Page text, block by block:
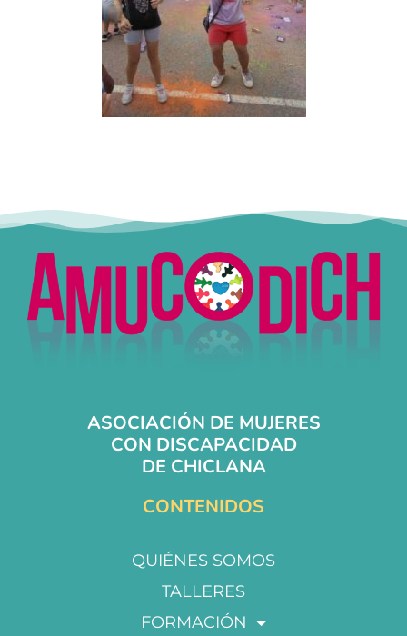
ASOCIACIÓN DE MUJERES
CON DISCAPACIDAD
DE CHICLANA
CONTENIDOS
QUIÉNES SOMOS
TALLERES
FORMACIÓN